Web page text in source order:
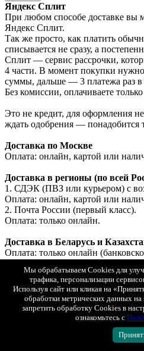
Яндекс Сплит
При любом способе доставке вы
Яндекс Сплит.
Так же просто, как платить
списывается не сразу, а
Сплит — сервис рассрочки,
4 части. В момент покупки нужно
суммы, дальше — 3 платежа раз в
Без комиссии, оплачиваете только
Это не кредит, для оформления
ждать одобрения — понадобится
Доставка по Москве
Оплата: онлайн, картой или
Доставка в регионы (по всей
1. СДЭК (ПВЗ или курьером) с
Оплата: онлайн, картой или
2. Почта России (первый класс).
Оплата: только онлайн.
Доставка в Беларусь и
Оплата: только онлайн
Показать полностью
Доставка
Минимальная стоимость
Заказы меньшей стоимостью
магазине в Москве по адресу ул.
Мы обрабатываем Cookies для
трафика, персонализации
Используя сайт или кликая на
обработки метрических данных
запретить обработку Cookies в
ознакомьтесь с